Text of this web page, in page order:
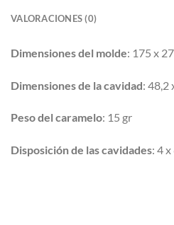
VALORACIONES (0)
Dimensiones del molde: 175 x
Dimensiones de la cavidad: 48,2
Peso del caramelo: 15 gr
Disposición de las cavidades: 4 x